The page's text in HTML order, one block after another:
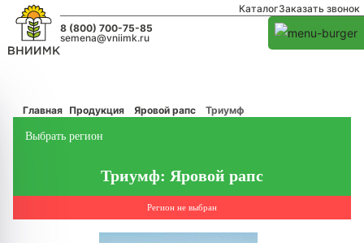
КаталогЗаказать звонок
8 (800) 700-75-85
semena@vniimk.ru
Главная Продукция Яровой рапс Триумф
Выбрать регион
Триумф: Яровой рапс
Регион не выбран